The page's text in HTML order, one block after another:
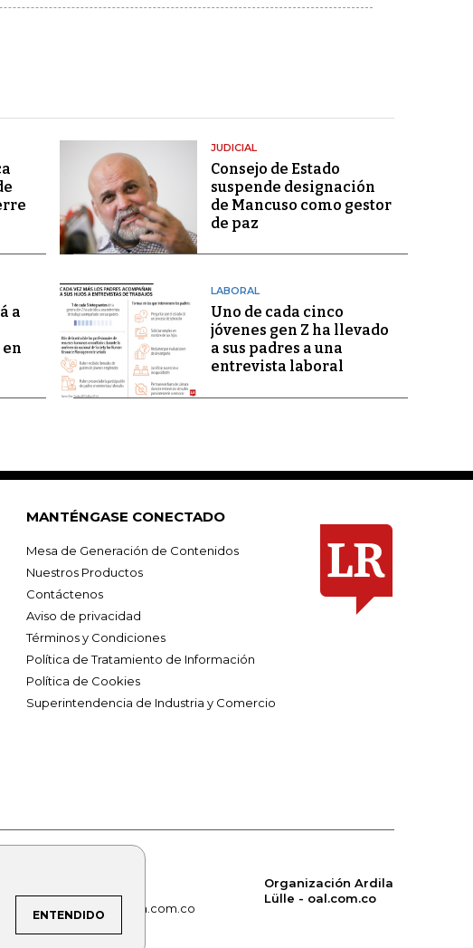
ENTENDIDO
JUDICIAL
Consejo de Estado
suspende designación
de Mancuso como gestor
de paz
a
LABORAL
Uno de cada cinco
jóvenes gen Z ha llevado
a sus padres a una
entrevista laboral
MANTÉNGASE CONECTADO
Mesa de Generación de Contenidos
Nuestros Productos
Contáctenos
Aviso de privacidad
Términos y Condiciones
Política de Tratamiento de Información
Política de Cookies
Superintendencia de Industria y Comercio
lafm.com.co
alerta.com.co
Organización Ardila
Lülle - oal.com.co